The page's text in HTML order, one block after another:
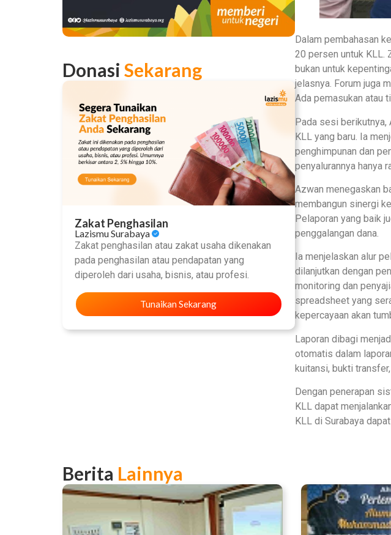
Donasi Sekarang
Zakat Penghasilan
Lazismu Surabaya
Zakat penghasilan atau zakat usaha dikenakan
pada penghasilan atau pendapatan yang
diperoleh dari usaha, bisnis, atau profesi.
Tunaikan Sekarang
Dalam pembahasan
20 persen untuk KLL.
bukan untuk
jelasnya. Forum juga
Ada pemasukan atau
Pada sesi berikutnya,
KLL yang baru. Ia
penghimpunan dan
penyalurannya hanya
Azwan menegaskan
membangun sinergi
Pelaporan yang baik
penggalangan dana.
Ia menjelaskan alur
dilanjutkan dengan
monitoring dan
spreadsheet yang
kepercayaan akan
Laporan dibagi
otomatis dalam
kuitansi, bukti
Dengan penerapan
KLL dapat
KLL di Surabaya
Berita Lainnya